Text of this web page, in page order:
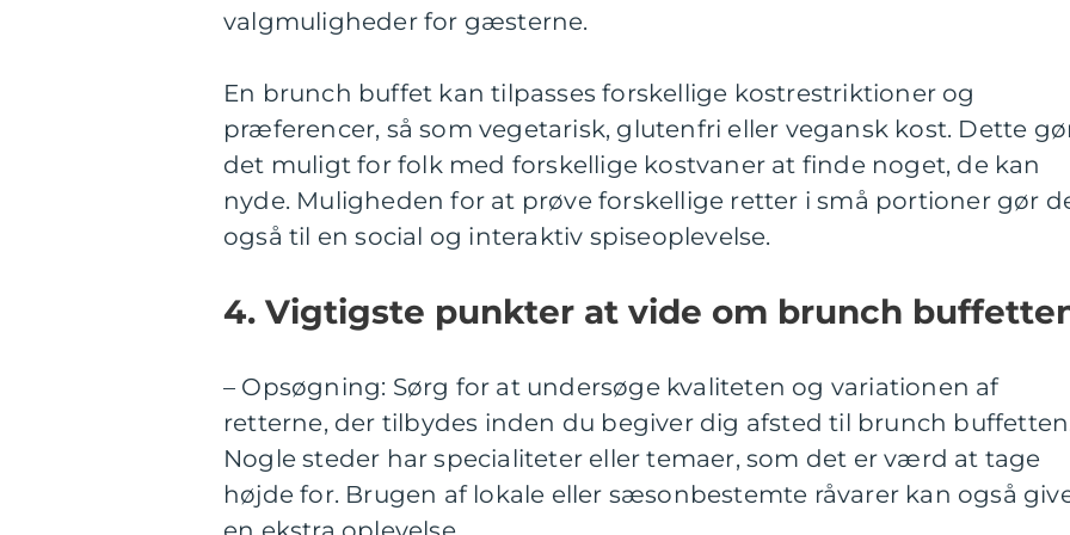
valgmuligheder for gæsterne.
En brunch buffet kan tilpasses forskellige kostrestriktioner og
præferencer, så som vegetarisk, glutenfri eller vegansk kost. Dette
det muligt for folk med forskellige kostvaner at finde noget, de kan
nyde. Muligheden for at prøve forskellige retter i små portioner gør
også til en social og interaktiv spiseoplevelse.
4. Vigtigste punkter at vide om brunch
– Opsøgning: Sørg for at undersøge kvaliteten og variationen af
retterne, der tilbydes inden du begiver dig afsted til brunch
Nogle steder har specialiteter eller temaer, som det er værd at tage
højde for. Brugen af lokale eller sæsonbestemte råvarer kan også